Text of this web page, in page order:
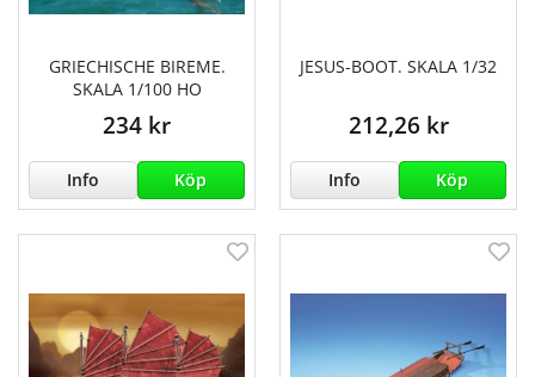
GRIECHISCHE BIREME.
SKALA 1/100 HO
234 kr
Info Köp
JESUS-BOOT. SKALA 1/32
212,26 kr
Info Köp